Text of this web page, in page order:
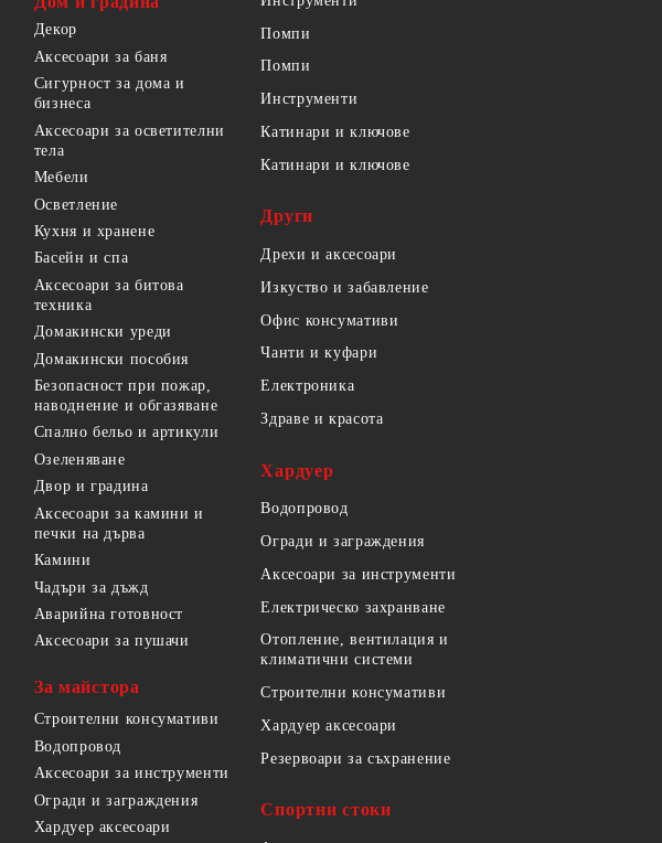
Декор
Аксесоари за баня
Сигурност за дома и
бизнеса
Аксесоари за осветителни
тела
Мебели
Осветление
Кухня и хранене
Басейн и спа
Аксесоари за битова
техника
Домакински уреди
Домакински пособия
Безопасност при пожар,
наводнение и обгазяване
Спално бельо и артикули
Озеленяване
Двор и градина
Аксесоари за камини и
печки на дърва
Камини
Чадъри за дъжд
Аварийна готовност
Аксесоари за пушачи
За майстора
Строителни консумативи
Водопровод
Аксесоари за инструменти
Огради и заграждения
Хардуер аксесоари
Помпи
Помпи
Инструменти
Катинари и ключове
Катинари и ключове
Други
Дрехи и аксесоари
Изкуство и забавление
Офис консумативи
Чанти и куфари
Електроника
Здраве и красота
Хардуер
Водопровод
Огради и заграждения
Аксесоари за инструменти
Електрическо захранване
Отопление, вентилация и
климатични системи
Строителни консумативи
Хардуер аксесоари
Резервоари за съхранение
Спортни стоки